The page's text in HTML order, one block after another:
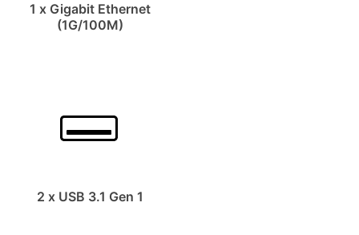
1 x Gigabit Ethernet
(1G/100M)
2 x USB 3.1 Gen 1